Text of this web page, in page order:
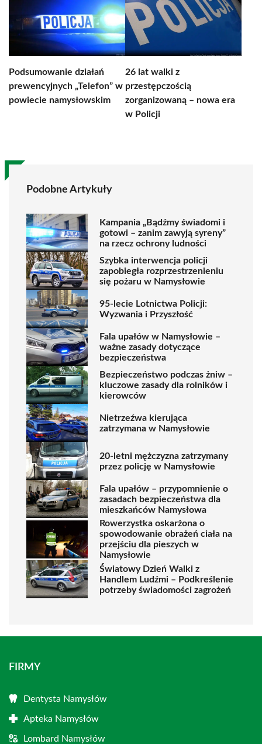
Podsumowanie działań
prewencyjnych „Telefon” w
powiecie namysłowskim
26 lat walki z
przestępczością
zorganizowaną – nowa era
w Policji
Podobne Artykuły
Kampania „Bądźmy świadomi i
gotowi – zanim zawyją syreny”
na rzecz ochrony ludności
Szybka interwencja policji
zapobiegła rozprzestrzenieniu
się pożaru w Namysłowie
95-lecie Lotnictwa Policji:
Wyzwania i Przyszłość
Fala upałów w Namysłowie –
ważne zasady dotyczące
bezpieczeństwa
Bezpieczeństwo podczas żniw –
kluczowe zasady dla rolników i
kierowców
Nietrzeźwa kierująca
zatrzymana w Namysłowie
20-letni mężczyzna zatrzymany
przez policję w Namysłowie
Fala upałów – przypomnienie o
zasadach bezpieczeństwa dla
mieszkańców Namysłowa
Rowerzystka oskarżona o
spowodowanie obrażeń ciała na
przejściu dla pieszych w
Namysłowie
Światowy Dzień Walki z
Handlem Ludźmi – Podkreślenie
potrzeby świadomości zagrożeń
FIRMY
Dentysta Namysłów
Apteka Namysłów
Lombard Namysłów